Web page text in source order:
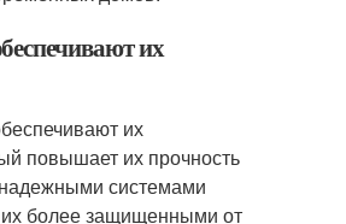
их
их
повышает их прочность
системами
их более защищенными от